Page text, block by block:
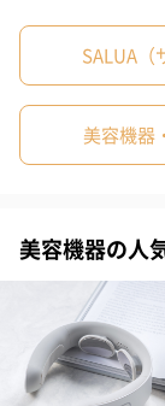
あり（280円）
誕生日や結婚祝い
メッセージカー
SALUA（
美容機器
美容機器の人